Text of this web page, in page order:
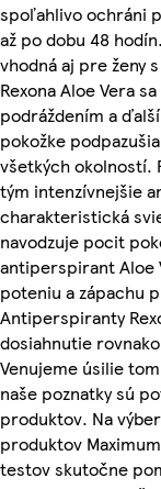
spoľahlivo ochráni
až po dobu 48
vhodná aj pre ženy
Rexona Aloe Vera
podráždením a
pokožke
všetkých okolností.
tým intenzívnejšie
charakteristická
navodzuje pocit
antiperspirant Aloe
poteniu a zápachu
Antiperspiranty
dosiahnutie
Venujeme úsilie
naše poznatky sú
produktov. Na
produktov
testov skutočne